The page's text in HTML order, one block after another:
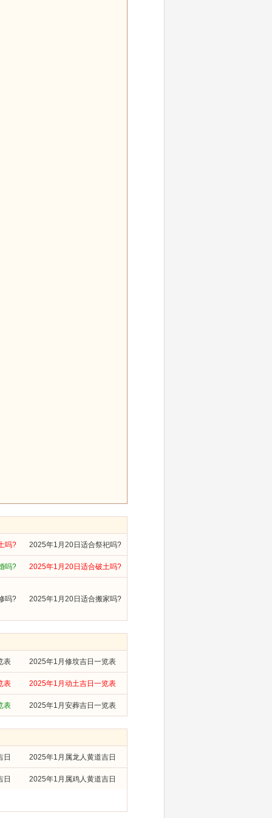
吗? 2025年1月20日适合祭祀吗?
吗? 2025年1月20日适合破土吗?
吗? 2025年1月20日适合搬家吗?
表 2025年1月修坟吉日一览表
表 2025年1月动土吉日一览表
表 2025年1月安葬吉日一览表
日 2025年1月属龙人黄道吉日
日 2025年1月属鸡人黄道吉日